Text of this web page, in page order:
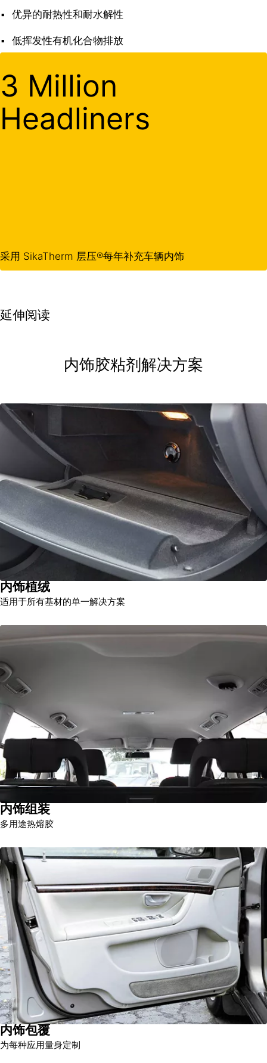
优异的耐热性和耐水解性
低挥发性有机化合物排放
3 Million
Headliners
采用 SikaTherm 层压®每年补充车辆内饰
延伸阅读
内饰胶粘剂解决方案
内饰植绒
适用于所有基材的单一解决方案
内饰组装
多用途热熔胶
内饰包覆
为每种应用量身定制